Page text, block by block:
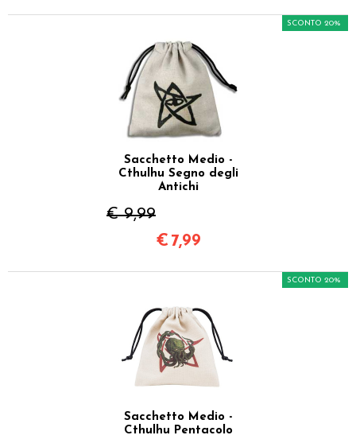
Sacchetto Medio -
Cthulhu Segno degli
Antichi
€ 9,99
SCONTO 20%
€ 7,99
Sacchetto Medio -
Cthulhu Pentacolo
SCONTO 20%